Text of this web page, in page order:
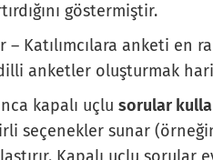
göstermiştir.
Katılımcılara anketi en
anketler oluşturmak
kapalı uçlusorular
seçenekler sunar